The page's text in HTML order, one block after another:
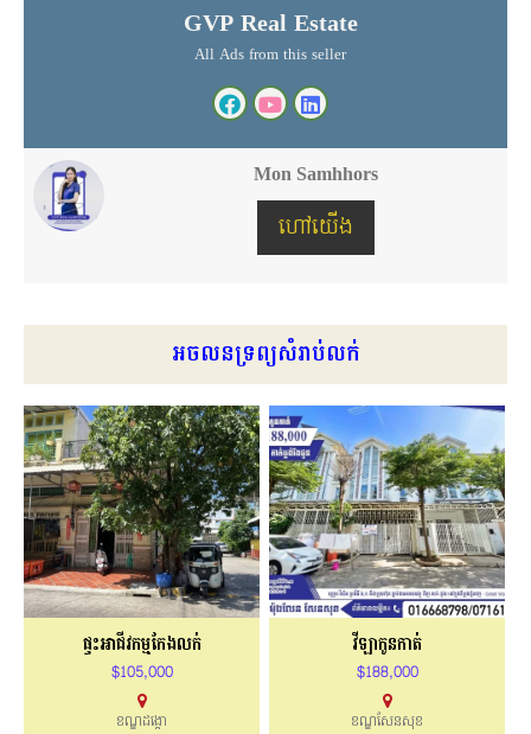
GVP Real Estate
All Ads from this seller
Mon Samhhors
ហៅយើង
អចលនទ្រព្យសំរាប់លក់
ផ្ទះអាជីវកម្មកែងលក់
$105,000
ខណ្ឌដង្កោ
វីឡាកូនកាត់
$188,000
ខណ្ឌសែនសុខ